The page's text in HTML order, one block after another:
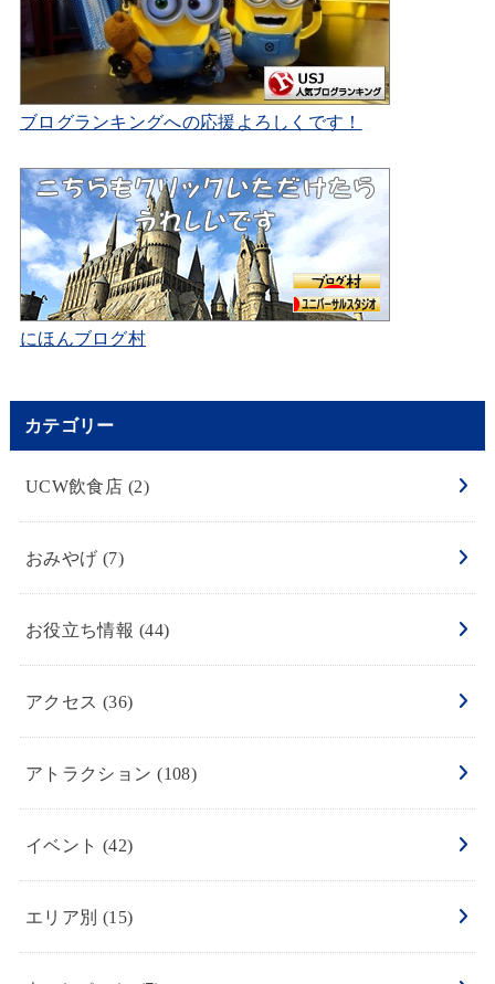
ブログランキングへの応援よろしくです！
にほんブログ村
カテゴリー
UCW飲食店 (2)
おみやげ (7)
お役立ち情報 (44)
アクセス (36)
アトラクション(108)
イベント (42)
エリア別 (15)